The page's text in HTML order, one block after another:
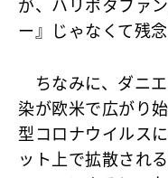
が、ハリポタファ
ー』じゃなくて残
ちなみに、ダニ
染が欧米で広がり
型コロナウイルス
ット上で拡散され